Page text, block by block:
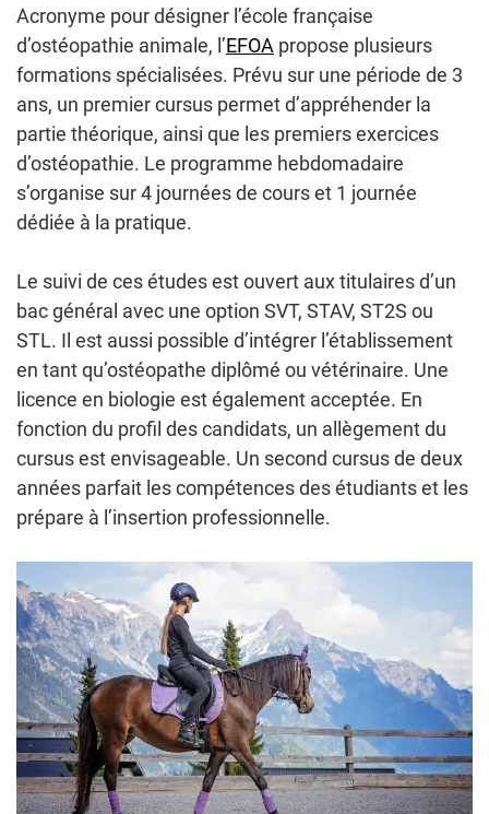
Acronyme pour désigner l’école française
d’ostéopathie animale, l’EFOA propose plusieurs
formations spécialisées. Prévu sur une période de 3
ans, un premier cursus permet d’appréhender la
partie théorique, ainsi que les premiers exercices
d’ostéopathie. Le programme hebdomadaire
s’organise sur 4 journées de cours et 1 journée
dédiée à la pratique.
Le suivi de ces études est ouvert aux titulaires d’un
bac général avec une option SVT, STAV, ST2S ou
STL. Il est aussi possible d’intégrer l’établissement
en tant qu’ostéopathe diplômé ou vétérinaire. Une
licence en biologie est également acceptée. En
fonction du profil des candidats, un allègement du
cursus est envisageable. Un second cursus de deux
années parfait les compétences des étudiants et les
prépare à l’insertion professionnelle.